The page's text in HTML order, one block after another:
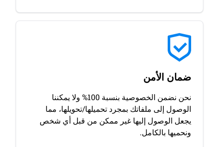
ضمان الأمن
نحن نضمن الخصوصية بنسبة 100% ولا يمكننا
الوصول إلى ملفاتك بمجرد تحميلها/تحويلها، مما
يجعل الوصول إليها غير ممكن من قبل أي شخص
ونحميها بالكامل.